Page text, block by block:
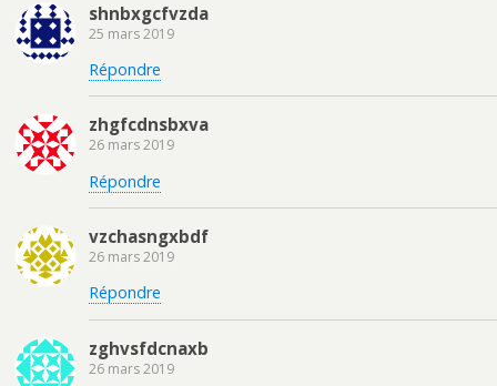
shnbxgcfvzda
25 mars 2019
Répondre
zhgfcdnsbxva
26 mars 2019
Répondre
vzchasngxbdf
26 mars 2019
Répondre
zghvsfdcnaxb
26 mars 2019